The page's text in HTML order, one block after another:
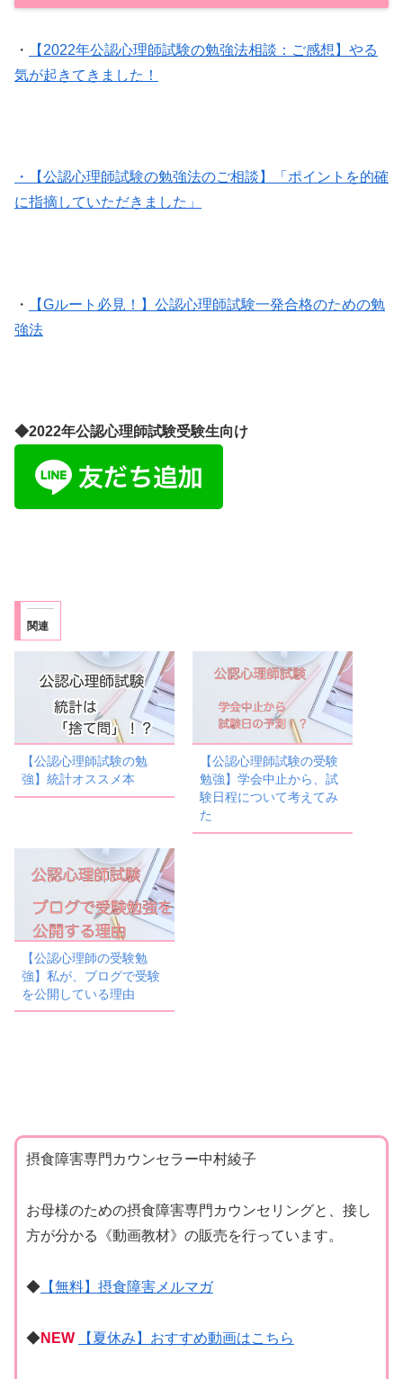
・
【2022年公認心理師試験の勉強法相談：ご感想】やる
気が起きてきました！
・【公認心理師試験の勉強法のご相談】「ポイントを的確
に指摘していただきました」
・
【Gルート必見！】公認心理師試験一発合格のための勉
強法
◆2022年公認心理師試験受験生向け
関連
【公認心理師試験の勉
強】統計オススメ本
【公認心理師試験の受験
勉強】学会中止から、試
験日程について考えてみ
た
【公認心理師の受験勉
強】私が、ブログで受験
を公開している理由
摂食障害専門カウンセラー中村綾子
お母様のための摂食障害専門カウンセリングと、接し
方が分かる《動画教材》の販売を行っています。
◆ 【無料】摂食障害メルマガ
◆NEW 【夏休み】おすすめ動画はこちら